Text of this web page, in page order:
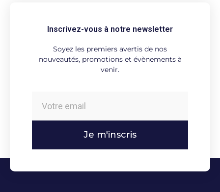
Inscrivez-vous à notre newsletter
Soyez les premiers avertis de nos
nouveautés, promotions et évènements à
venir.
Je m'inscris